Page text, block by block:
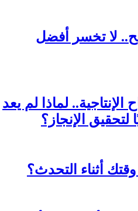
لا تخسر أفضل
الإنتاجية.. لماذا لم يعد
لتحقيق الإنجاز؟
أثناء التحدث؟